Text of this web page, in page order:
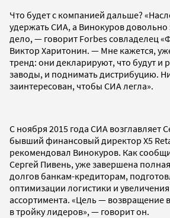
Что будет с компанией дальше?
удержать СИА, а Винокуров довольно
дело, — говорит Forbes совладелец
Виктор Харитонин. — Мне кажется,
тренд: они декларируют, что будут и
заводы, и поднимать дистрибуцию.
заинтересован, чтобы СИА легла».
С ноября 2015 года СИА возглавляет
бывший финансовый директор X5
рекомендовал Винокуров. Как
Сергей Пивень, уже завершена
долгов банкам-кредиторам,
оптимизации логистики и увеличения
ассортимента. «Цель — возвращение
в тройку лидеров», — говорит он.